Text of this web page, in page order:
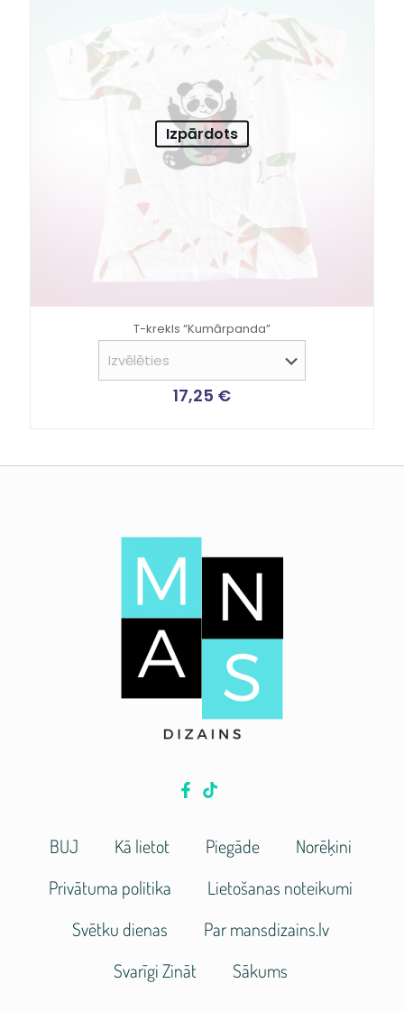
Izpārdots
T-krekls “Kumārpanda”
17,25 €
BUJ Kā lietot Piegāde
Norēķini
Privātuma politika
Lietošanas noteikumi
Svētku dienas
Par mansdizains.lv
Svarīgi Zināt
Sākums